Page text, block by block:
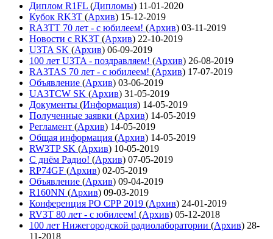
Диплом R1FL (Дипломы) 11-01-2020
Кубок RK3T (Архив) 15-12-2019
RA3TT 70 лет - с юбилеем! (Архив) 03-11-2019
Новости с RK3T (Архив) 22-10-2019
U3TA SK (Архив) 06-09-2019
100 лет U3TA - поздравляем! (Архив) 26-08-2019
RA3TAS 70 лет - с юбилеем! (Архив) 17-07-2019
Объявление (Архив) 03-06-2019
UA3TCW SK (Архив) 31-05-2019
Документы (Информация) 14-05-2019
Полученные заявки (Архив) 14-05-2019
Регламент (Архив) 14-05-2019
Общая информация (Архив) 14-05-2019
RW3TP SK (Архив) 10-05-2019
С днём Радио! (Архив) 07-05-2019
RP74GF (Архив) 02-05-2019
Объявление (Архив) 09-04-2019
R160NN (Архив) 09-03-2019
Конференция РО СРР 2019 (Архив) 24-01-2019
RV3T 80 лет - с юбилеем! (Архив) 05-12-2018
100 лет Нижегородской радиолаборатории (Архив) 28-
11-2018